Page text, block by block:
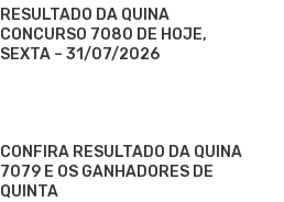
RESULTADO DA QUINA
CONCURSO 7080 DE HOJE,
SEXTA – 31/07/2026
CONFIRA RESULTADO DA QUINA
7079 E OS GANHADORES DE
QUINTA